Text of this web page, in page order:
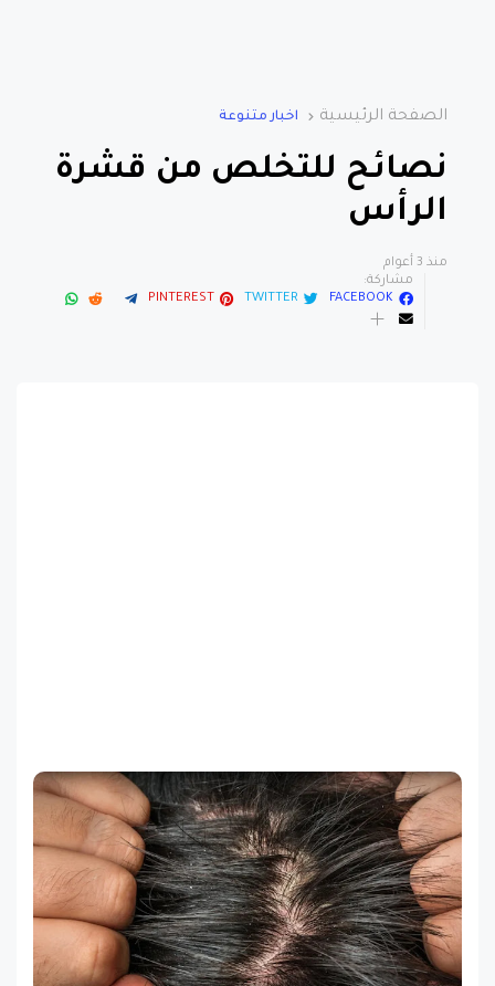
الصفحة الرئيسية اخبار متنوعة
نصائح للتخلص من قشرة
الرأس
منذ 3 أعوام
مشاركة:
FACEBOOK
TWITTER
PINTEREST